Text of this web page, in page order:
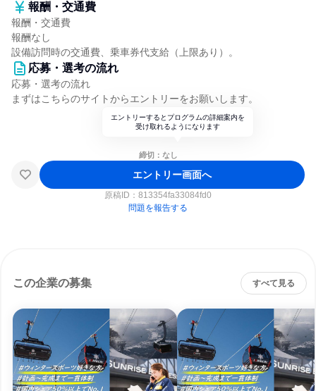
報酬・交通費
報酬・交通費
報酬なし
設備訪問時の交通費、乗車券代支給（上限あり）。
応募・選考の流れ
応募・選考の流れ
まずはこちらのサイトからエントリーをお願いします。
エントリーするとプログラムの詳細案内を
受け取れるようになります
締切：なし
エントリー画面へ
原稿ID： 813354fa33084fd0
問題を報告する
この企業の募集 すべて見る